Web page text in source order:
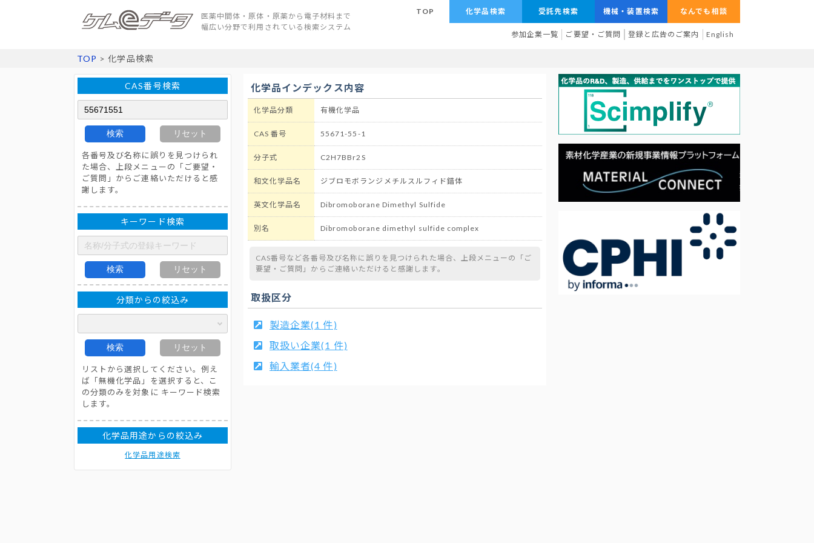
医薬中間体・原体・原薬から電子材料まで
幅広い分野で利用されている検索システム
TOP 化学品検索 受託先検索 機械・装置検索 なんでも相談
参加企業一覧 ご要望・ご質問 登録と広告のご案内 English
TOP > 化学品検索
CAS番号検索
検索 リセット
各番号及び名称に誤りを見つけられ
た場合、上段メニューの「ご要望・
ご質問」からご連絡いただけると感
謝します。
キーワード検索
検索 リセット
分類からの絞込み
検索 リセット
リストから選択してください。例え
ば「無機化学品」を選択すると、こ
の分類のみを対象に キーワード検索
します。
化学品用途からの絞込み
化学品用途検索
化学品インデックス内容
化学品分類 有機化学品
CAS 番号 55671-55-1
分子式 C2H7BBr2S
和文化学品名 ジブロモボランジメチルスルフィド錯体
英文化学品名 Dibromoborane Dimethyl Sulfide
別名 Dibromoborane dimethyl sulfide complex
CAS番号など各番号及び名称に誤りを見つけられた場合、上段メニューの「ご
要望・ご質問」からご連絡いただけると感謝します。
取扱区分
製造企業(1 件)
取扱い企業(1 件)
輸入業者(4 件)